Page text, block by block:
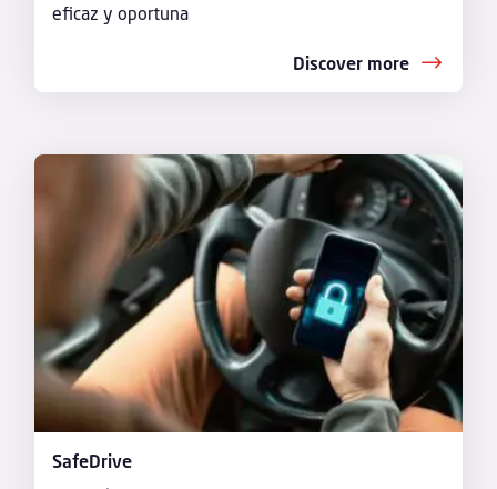
eficaz y oportuna
Discover more
SafeDrive